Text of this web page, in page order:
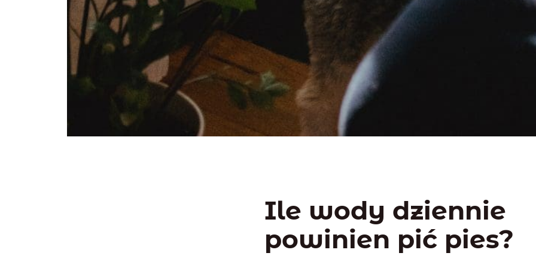
Ile wody dziennie
powinien pić pies?